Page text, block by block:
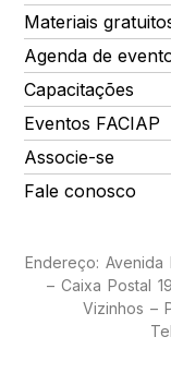
Materiais
Agenda de
Capacitações
Eventos FACIAP
Associe-se
Fale conosco
Endereço: Avenida
– Caixa Postal
Vizinhos –